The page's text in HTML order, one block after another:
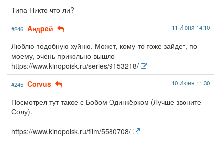
Типа Никто что ли?
#246 Aндpeй 11 Июня 14:10
Люблю подобную хуйню. Может, кому-то тоже зайдет, по-
моему, очень прикольно вышло
https://www.kinopoisk.ru/series/9153218/
#245 Corvus 10 Июня 11:30
Посмотрел тут такое с Бобом Одинкёрком (Лучше звоните
Солу).
https://www.kinopoisk.ru/film/5580708/